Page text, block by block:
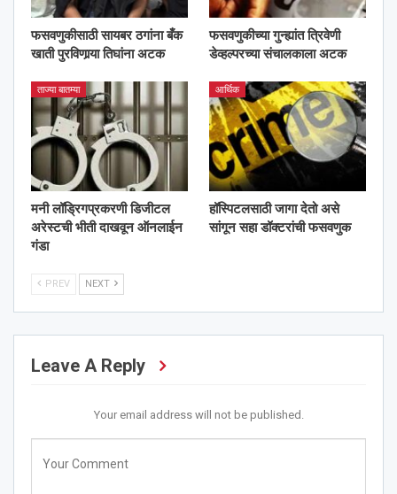
फसवणुकीसाठी सायबर ठगांना बँक
खाती पुरविणार्‍या तिघांना अटक
फसवणुकीच्या गुन्ह्यांत त्रिवेणी
डेव्हल्परच्या संचालकाला अटक
ताज्या बातम्या
मनी लॉड्रिगप्रकरणी डिजीटल
अरेस्टची भीती दाखवून ऑनलाईन
गंडा
आर्थिक
हॉस्पिटलसाठी जागा देतो असे
सांगून सहा डॉक्टरांची फसवणुक
PREV NEXT
Leave A Reply
Your email address will not be published.